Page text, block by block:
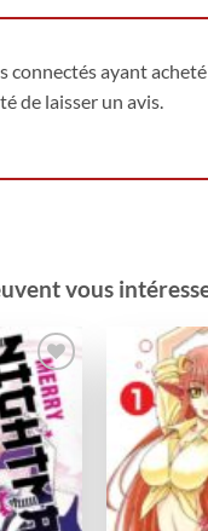
connectés ayant
de laisser un avis.
vous
Ajouter
à la
wishlist